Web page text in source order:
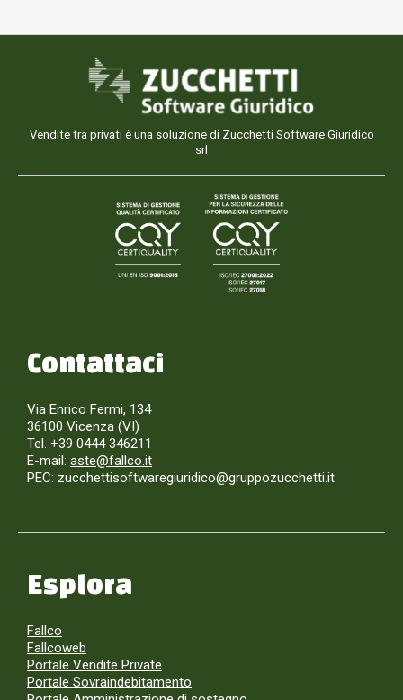
Vendite tra privati è una soluzione di Zucchetti Software Giuridico
srl
Contattaci
Via Enrico Fermi, 134
36100 Vicenza (VI)
Tel. +39 0444 346211
E-mail: aste@fallco.it
PEC: zucchettisoftwaregiuridico@gruppozucchetti.it
Esplora
Fallco
Fallcoweb
Portale Vendite Private
Portale Sovraindebitamento